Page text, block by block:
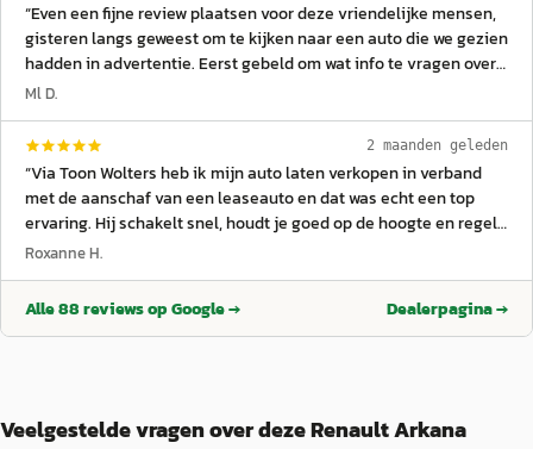
“Even een fijne review plaatsen voor deze vriendelijke mensen,
gisteren langs geweest om te kijken naar een auto die we gezien
hadden in advertentie. Eerst gebeld om wat info te vragen over
de auto en gevraagd wat we voor onze inruil auto kregen
te dichten maar we hadden ongeveer het zelfde in gedachten en
dan kom je er meestal wel uit. Eenmaal aangekomen en de
aangeboden auto was precies zoals in advertentie en werden
vriendelijk ontvangen en lieten ons rustig naar de auto kijken
en konden uiteraard een proefrit maken ondanks dat de auto
binnen stond(halve showroom moest leeg)...omdat ze nog een
andere interessante auto hadden staan gingen we twijfelen en
konden met beide rijden was geen probleem... Na gereden te
hebben met de auto waar we voor kwamen en er qua prijs uit
naar huis de voor en tegens van de twee modellen te hebben
Ml D.
2 maanden geleden
“Via Toon Wolters heb ik mijn auto laten verkopen in verband
met de aanschaf van een leaseauto en dat was echt een top
ervaring. Hij schakelt snel, houdt je goed op de hoogte en regelt
alles tot in de puntjes. Geen gedoe, gewoon duidelijk en eerlijk.
Roxanne H.
Alle88reviews op Google → Dealerpagina →
Veelgestelde vragen over deze Renault Arkana